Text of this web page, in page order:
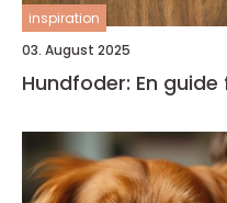
inspiration
03. August 2025
Hundfoder: En